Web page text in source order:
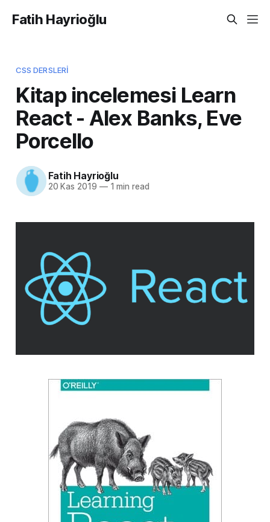
Fatih Hayrioğlu
CSS DERSLERI
Kitap incelemesi Learn
React - Alex Banks, Eve
Porcello
Fatih Hayrioğlu
20 Kas 2019 —1 min read